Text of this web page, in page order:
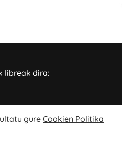
libreak dira:
gure Cookien Politika